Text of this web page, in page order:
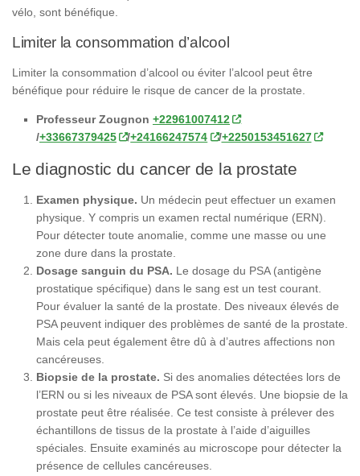
vélo, sont bénéfique.
Limiter la consommation d’alcool
Limiter la consommation d’alcool ou éviter l’alcool peut être
bénéfique pour réduire le risque de cancer de la prostate.
Professeur Zougnon +22961007412
/+33667379425 /+24166247574 /+2250153451627
Le diagnostic du cancer de la prostate
Examen physique. Un médecin peut effectuer un examen
physique. Y compris un examen rectal numérique (ERN).
Pour détecter toute anomalie, comme une masse ou une
zone dure dans la prostate.
Dosage sanguin du PSA. Le dosage du PSA (antigène
prostatique spécifique) dans le sang est un test courant.
Pour évaluer la santé de la prostate. Des niveaux élevés de
PSA peuvent indiquer des problèmes de santé de la prostate.
Mais cela peut également être dû à d’autres affections non
cancéreuses.
Biopsie de la prostate. Si des anomalies détectées lors de
l’ERN ou si les niveaux de PSA sont élevés. Une biopsie de la
prostate peut être réalisée. Ce test consiste à prélever des
échantillons de tissus de la prostate à l’aide d’aiguilles
spéciales. Ensuite examinés au microscope pour détecter la
présence de cellules cancéreuses.